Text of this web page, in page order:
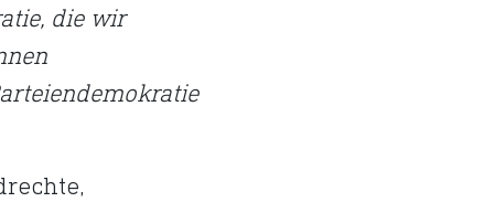
die wir